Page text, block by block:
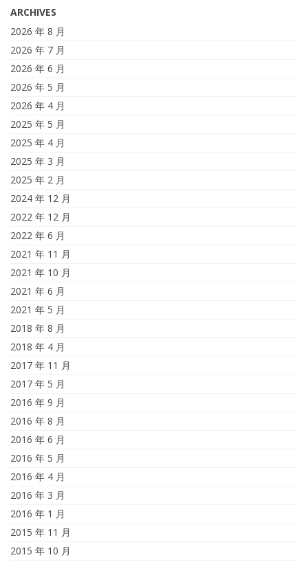
ARCHIVES
2026 年 8 月
2026 年 7 月
2026 年 6 月
2026 年 5 月
2026 年 4 月
2025 年 5 月
2025 年 4 月
2025 年 3 月
2025 年 2 月
2024 年 12 月
2022 年 12 月
2022 年 6 月
2021 年 11 月
2021 年 10 月
2021 年 6 月
2021 年 5 月
2018 年 8 月
2018 年 4 月
2017 年 11 月
2017 年 5 月
2016 年 9 月
2016 年 8 月
2016 年 6 月
2016 年 5 月
2016 年 4 月
2016 年 3 月
2016 年 1 月
2015 年 11 月
2015 年 10 月